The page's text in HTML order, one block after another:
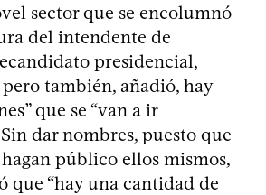
sector que se encolumnó
del intendente de
presidencial,
también, añadió, hay
que se “van a ir
dar nombres, puesto que
público ellos mismos,
que “hay una cantidad de